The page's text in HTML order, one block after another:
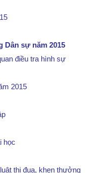
sự năm 2015
điều tra hình sự
2015
học
thi đua, khen thưởng